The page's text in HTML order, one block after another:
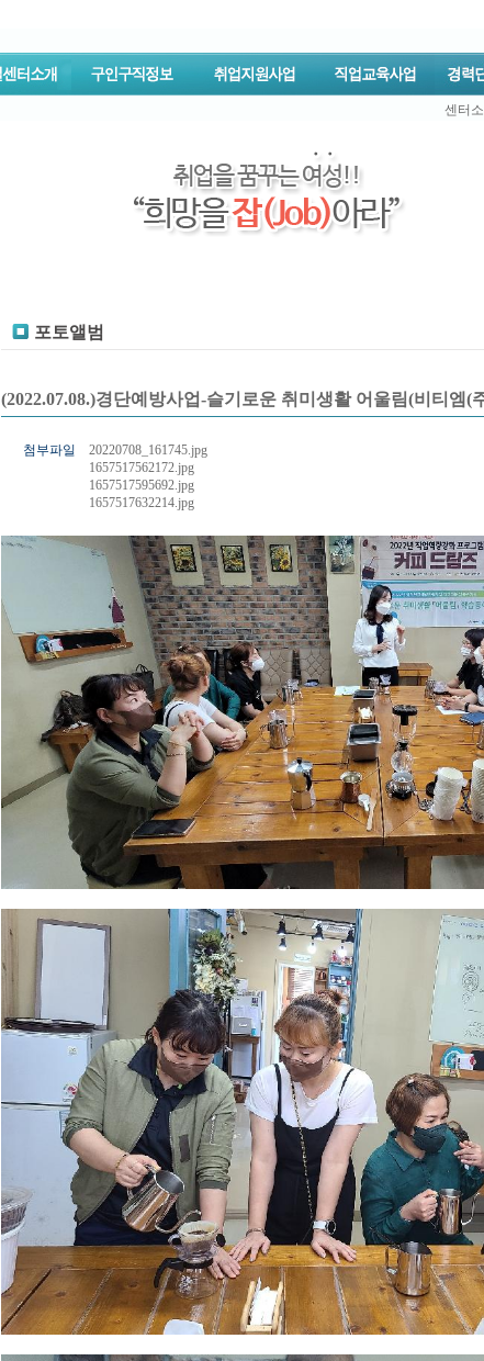
센터
포토앨범
(2022.07.08.)경단예방사업-슬기로운 취미생활 어울림(비티엠(
첨부파일
20220708_161745.jpg
1657517562172.jpg
1657517595692.jpg
1657517632214.jpg